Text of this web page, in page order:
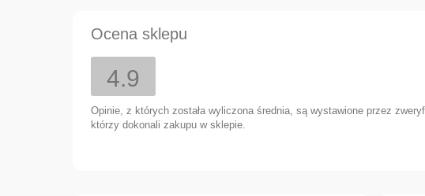
64,00 zł
Ocena sklepu
4.9
Opinie, z których została wyliczona średnia, są wystawione przez
którzy dokonali zakupu w sklepie.